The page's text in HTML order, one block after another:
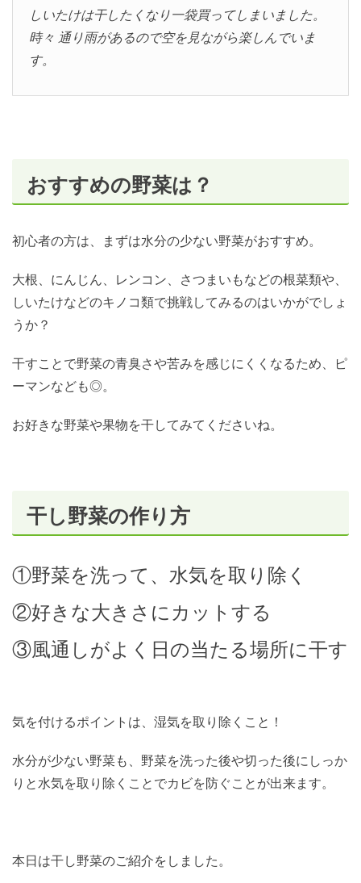
しいたけは干したくなり一袋買ってしまいました。
時々 通り雨があるので空を見ながら楽しんでいま
す。
おすすめの野菜は？
初心者の方は、まずは水分の少ない野菜がおすすめ。
大根、にんじん、レンコン、さつまいもなどの根菜類や、
しいたけなどのキノコ類で挑戦してみるのはいかがでしょ
うか？
干すことで野菜の青臭さや苦みを感じにくくなるため、ピ
ーマンなども◎。
お好きな野菜や果物を干してみてくださいね。
干し野菜の作り方
①野菜を洗って、水気を取り除く
②好きな大きさにカットする
③風通しがよく日の当たる場所に干す
気を付けるポイントは、湿気を取り除くこと！
水分が少ない野菜も、野菜を洗った後や切った後にしっか
りと水気を取り除くことでカビを防ぐことが出来ます。
本日は干し野菜のご紹介をしました。